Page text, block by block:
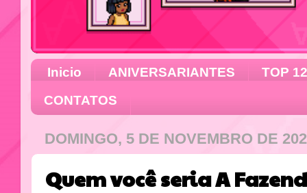
Inicio ANIVERSARIANTES
TOP 12
CONTATOS
DOMINGO, 5 DE NOVEMBRO DE
Quem você seria A